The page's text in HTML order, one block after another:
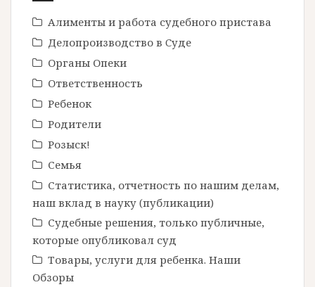
Алименты и работа судебного пристава
Делопроизводство в Cуде
Органы Опеки
Ответственность
Ребенок
Родители
Розыск!
Семья
Статистика, отчетность по нашим делам,
наш вклад в науку (публикации)
Судебные решения, только публичные,
которые опубликовал суд
Товары, услуги для ребенка. Наши
Обзоры